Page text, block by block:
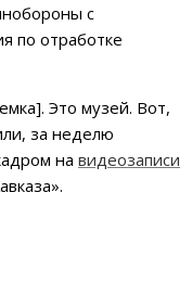
с
по отработке
Это музей. Вот,
за неделю
на видеозаписи